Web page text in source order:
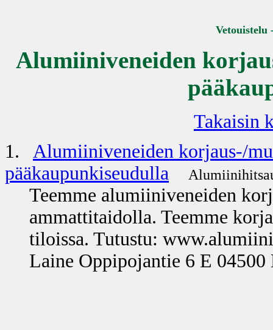
Vetouistelu
Alumiiniveneiden
Takaisin
1.
Alumiiniveneiden korjaus-/
pääkaupunkiseudulla
Teemme alumiiniveneiden
ammattitaidolla. Teemme
tiloissa. Tutustu:
Laine Oppipojantie 6 E